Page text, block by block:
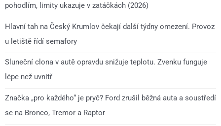
pohodlím, limity ukazuje v zatáčkách (2026)
Hlavní tah na Český Krumlov čekají další týdny omezení. Provoz
u letiště řídí semafory
Sluneční clona v autě opravdu snižuje teplotu. Zvenku funguje
lépe než uvnitř
Značka „pro každého“ je pryč? Ford zrušil běžná auta a soustředí
se na Bronco, Tremor a Raptor